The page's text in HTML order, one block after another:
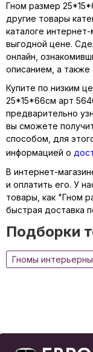
Гном размер
другие товары
каталоге
выгодной цене.
онлайн,
описанием, а
Купите по низким
25*15*66см арт
предварительно
вы сможете
способом, для
информацией о
В интернет-
и оплатить его. У
товары, как "Гном
быстрая доставка
Подборки
Гномы